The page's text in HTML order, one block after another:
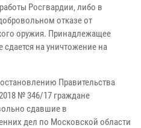
Росгвардии, либо в
отказе от
оружия. Принадлежащее
на уничтожение на
Правительства
№ 346/17 граждане
сдавшие в
дел по Московской области